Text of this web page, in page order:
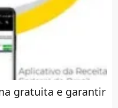
gratuita e garantir